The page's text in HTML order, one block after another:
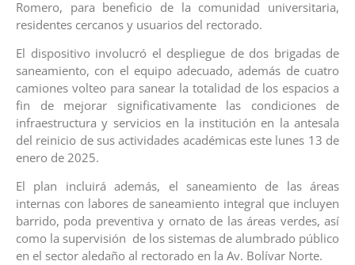
Romero, para beneficio de la comunidad universitaria,
residentes cercanos y usuarios del rectorado.
El dispositivo involucró el despliegue de dos brigadas de
saneamiento, con el equipo adecuado, además de cuatro
camiones volteo para sanear la totalidad de los espacios a
fin de mejorar significativamente las condiciones de
infraestructura y servicios en la institución en la antesala
del reinicio de sus actividades académicas este lunes 13 de
enero de 2025.
El plan incluirá además, el saneamiento de las áreas
internas con labores de saneamiento integral que incluyen
barrido, poda preventiva y ornato de las áreas verdes, así
como la supervisión de los sistemas de alumbrado público
en el sector aledaño al rectorado en la Av. Bolívar Norte.